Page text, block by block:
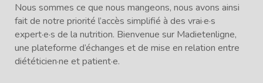
Nous sommes ce que nous mangeons, nous avons ainsi
fait de notre priorité l’accès simplifié à des vrai·e·s
expert·e·s de la nutrition. Bienvenue sur Madietenligne,
une plateforme d’échanges et de mise en relation entre
diététicien·ne et patient·e.